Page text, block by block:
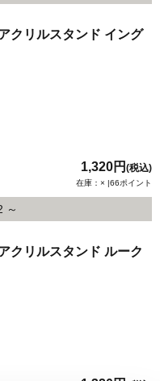
クリルスタンド イング
1,320円 (税込)
在庫：× |66ポイント
～
クリルスタンド ルーク